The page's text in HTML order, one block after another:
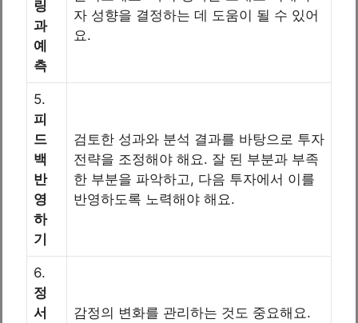
링
과
예
측
자 성향을 결정하는 데 도움이 될 수 있어
요.
5.
피
드
백
반
영
하
기
검토한 성과와 분석 결과를 바탕으로 투자
전략을 조정해야 해요. 잘 된 부분과 부족
한 부분을 파악하고, 다음 투자에서 이를
반영하도록 노력해야 해요.
6.
정
서
감정의 변화를 관리하는 것도 중요해요.